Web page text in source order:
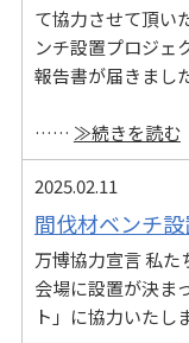
て協力させて頂い
ンチ設置プロジェ
報告書が届きまし
…… ≫続きを読む
2025.02.11
間伐材ベンチ
万博協力宣言 私
会場に設置が決ま
ト」に協力いた